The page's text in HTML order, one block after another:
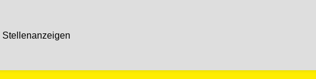
Stellenanzeigen